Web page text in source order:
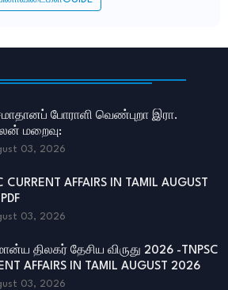
போராளி வெண்புறா இரா.
மறைவு:
03, 2026
CURRENT AFFAIRS IN TAMIL AUGUST
03, 2026
திலகர் தேசிய விருது 2026 -TNPSC
CURRENT AFFAIRS IN TAMIL AUGUST 2026
03, 2026